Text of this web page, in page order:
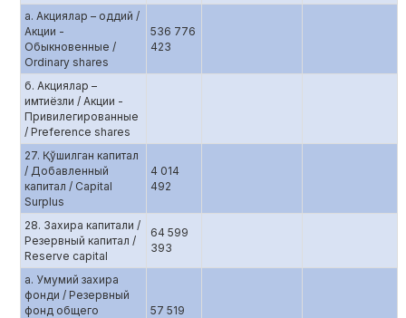
а. Aкциялар – оддий /
Акции -
Обыкновенные /
Ordinary shares
536 776
423
б. Aкциялар –
имтиёзли / Акции -
Привилегированные
/ Preference shares
27. Қўшилган капитал
/ Добавленный
капитал / Capital
Surplus
4 014
492
28. Захира капитали /
Резервный капитал /
Reserve capital
64 599
393
а. Умумий захира
фонди / Резервный
фонд общего
57 519